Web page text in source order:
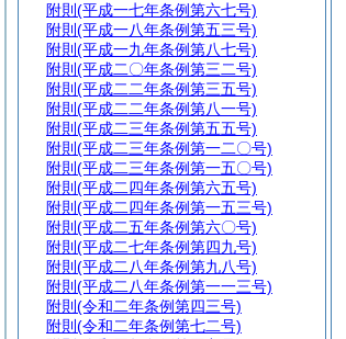
附則 (平成一七年条例第六七号)
附則 (平成一八年条例第五三号)
附則 (平成一九年条例第八七号)
附則 (平成二〇年条例第三二号)
附則 (平成二二年条例第三五号)
附則 (平成二二年条例第八一号)
附則 (平成二三年条例第五五号)
附則 (平成二三年条例第一二〇号)
附則 (平成二三年条例第一五〇号)
附則 (平成二四年条例第六五号)
附則 (平成二四年条例第一五三号)
附則 (平成二五年条例第六〇号)
附則 (平成二七年条例第四九号)
附則 (平成二八年条例第九八号)
附則 (平成二八年条例第一一三号)
附則 (令和二年条例第四三号)
附則 (令和二年条例第七二号)